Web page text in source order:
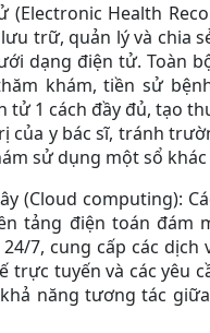
(Electronic Health
trữ, quản lý và chia
dạng điện tử. Toàn
khám, tiền sử
tử 1 cách đầy đủ, tạo
của y bác sĩ, tránh
sử dụng một sổ
(Cloud computing):
tảng điện toán đám
7, cung cấp các dịch
trực tuyến và các yêu
năng tương tác